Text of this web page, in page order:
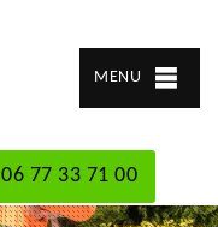
MENU
06 77 33 71 00